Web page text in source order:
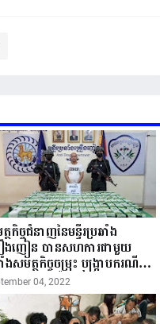
កិច្ចជំនាញនៃមន្ទីរប្រឆាំង
ងញៀន បានសហការជាមួយ
ងសមត្ថកិច្ចចម្រុះ បង្ក្រាបករណីដឹក
ជួញដូរគ្រឿងញៀនឆ្លងដែន ចាប់
ជនជាតិចិន១នាក់ និងរឹបអូស
ងញៀនជាង១០០គីឡូក្រាម...
04, 2022